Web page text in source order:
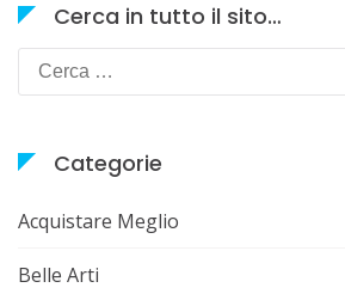
Cerca in tutto il sito…
Ricerca
per:
Categorie
Acquistare Meglio
Belle Arti